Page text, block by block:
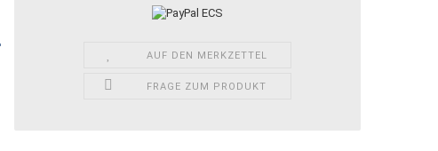
AUF DEN MERKZETTEL
FRAGE ZUM PRODUKT